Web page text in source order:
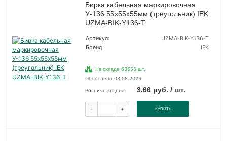
Бирка кабельная маркировочная
У-136 55х55х55мм (треугольник) IEK
UZMA-BIK-Y136-T
Артикул:
UZMA-BIK-Y136-T
Бренд:
IEK
На складе 63655 шт.
Обновлено 08.08.2026
Розничная цена: 3.66 руб. / шт.
- + КУПИТЬ